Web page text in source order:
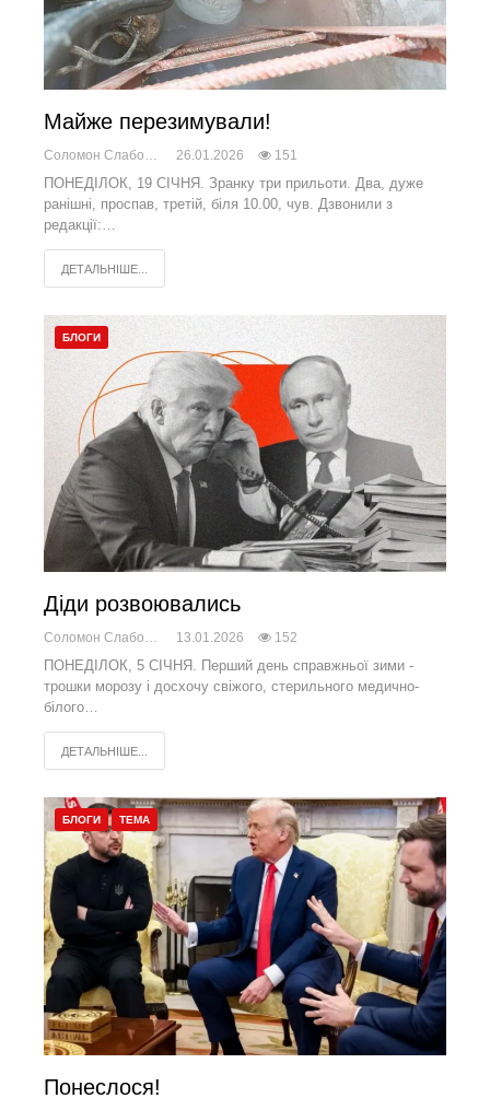
Майже перезимували!
Соломон Слабоженський 26.01.2026 151
ПОНЕДІЛОК, 19 СІЧНЯ. Зранку три прильоти. Два, дуже
ранішні, проспав, третій, біля 10.00, чув. Дзвонили з
редакції:…
ДЕТАЛЬНІШЕ...
БЛОГИ
Діди розвоювались
Соломон Слабоженський 13.01.2026 152
ПОНЕДІЛОК, 5 СІЧНЯ. Перший день справжньої зими -
трошки морозу і досхочу свіжого, стерильного медично-
білого…
ДЕТАЛЬНІШЕ...
БЛОГИ ТЕМА
Понеслося!